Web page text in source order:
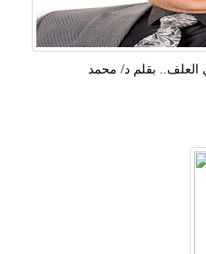
العلف.. بقلم د/ محمد